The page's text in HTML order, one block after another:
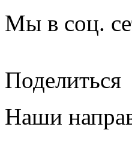
Мы в соц.
Поделиться
Наши